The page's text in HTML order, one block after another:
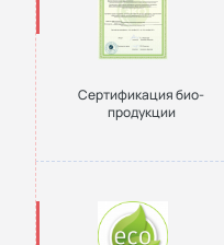
Сертификация био-
продукции